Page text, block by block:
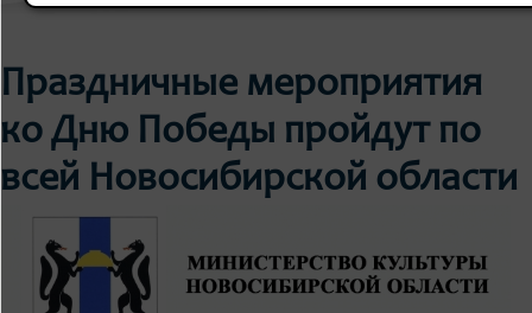
Праздничные мероприятия
ко Дню Победы пройдут по
всей Новосибирской области